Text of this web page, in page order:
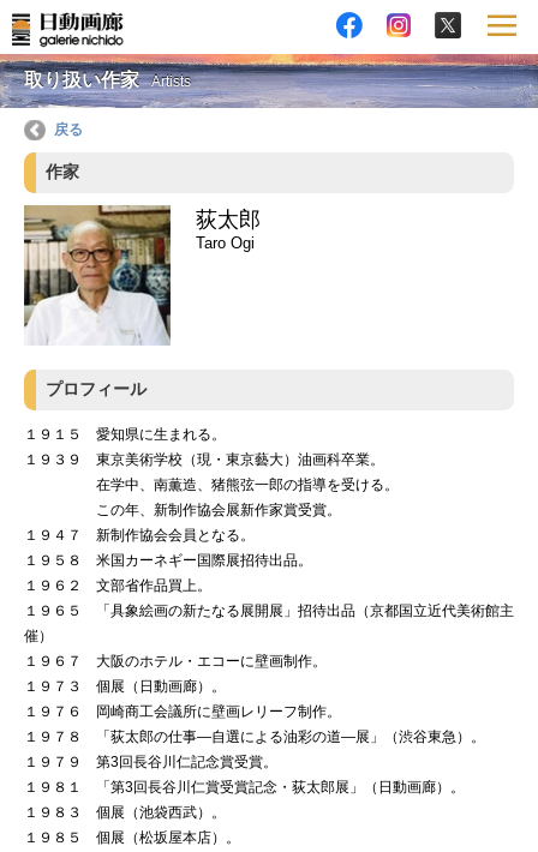
取り扱い作家 Artists
戻る
作家
荻太郎
Taro Ogi
プロフィール
１９１５ 愛知県に生まれる。
１９３９ 東京美術学校（現・東京藝大）油画科卒業。
在学中、南薫造、猪熊弦一郎の指導を受ける。
この年、新制作協会展新作家賞受賞。
１９４７ 新制作協会会員となる。
１９５８ 米国カーネギー国際展招待出品。
１９６２ 文部省作品買上。
１９６５ 「具象絵画の新たなる展開展」招待出品（京都国立近代美術館主
催）
１９６７ 大阪のホテル・エコーに壁画制作。
１９７３ 個展（日動画廊）。
１９７６ 岡崎商工会議所に壁画レリーフ制作。
１９７８ 「荻太郎の仕事―自選による油彩の道―展」（渋谷東急）。
１９７９ 第3回長谷川仁記念賞受賞。
１９８１ 「第3回長谷川仁賞受賞記念・荻太郎展」（日動画廊）。
１９８３ 個展（池袋西武）。
１９８５ 個展（松坂屋本店）。